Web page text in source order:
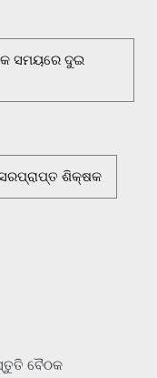
ସମୟରେ ଦୁଇ
ଶିକ୍ଷକ
ବୈଠକ